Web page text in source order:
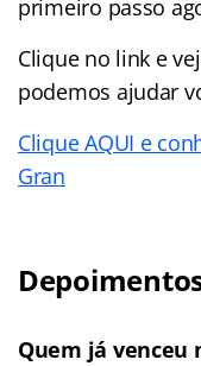
primeiro passo
Clique no link e
podemos ajudar
Clique AQUI e
Gran
Quem já venceu